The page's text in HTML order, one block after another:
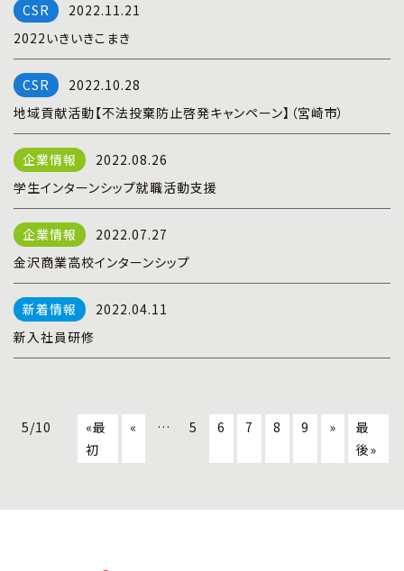
2022.11.21
2022いきいきこまき
2022.10.28
地域貢献活動【不法投棄防止啓発キャンペーン】（宮崎市）
2022.08.26
学生インターンシップ就職活動支援
2022.07.27
金沢商業高校インターンシップ
2022.04.11
新入社員研修
5/10
«最
初
« … 5 6 7 8 9 »
最
後»